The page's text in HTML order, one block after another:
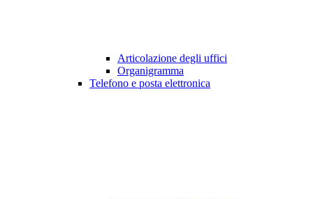
Articolazione degli uffici
Organigramma
Telefono e posta elettronica